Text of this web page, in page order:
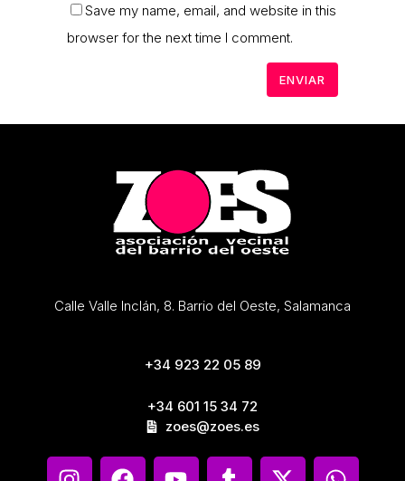
Save my name, email, and website in this
browser for the next time I comment.
Calle Valle Inclán, 8. Barrio del Oeste, Salamanca
+34 923 22 05 89
+34 601 15 34 72
zoes@zoes.es